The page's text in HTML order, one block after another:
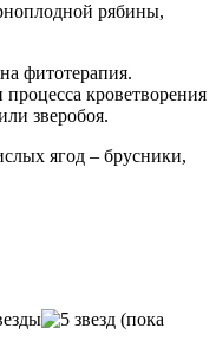
рябины,
фитотерапия.
кроветворения
зверобоя.
ягод – брусники,
(пока